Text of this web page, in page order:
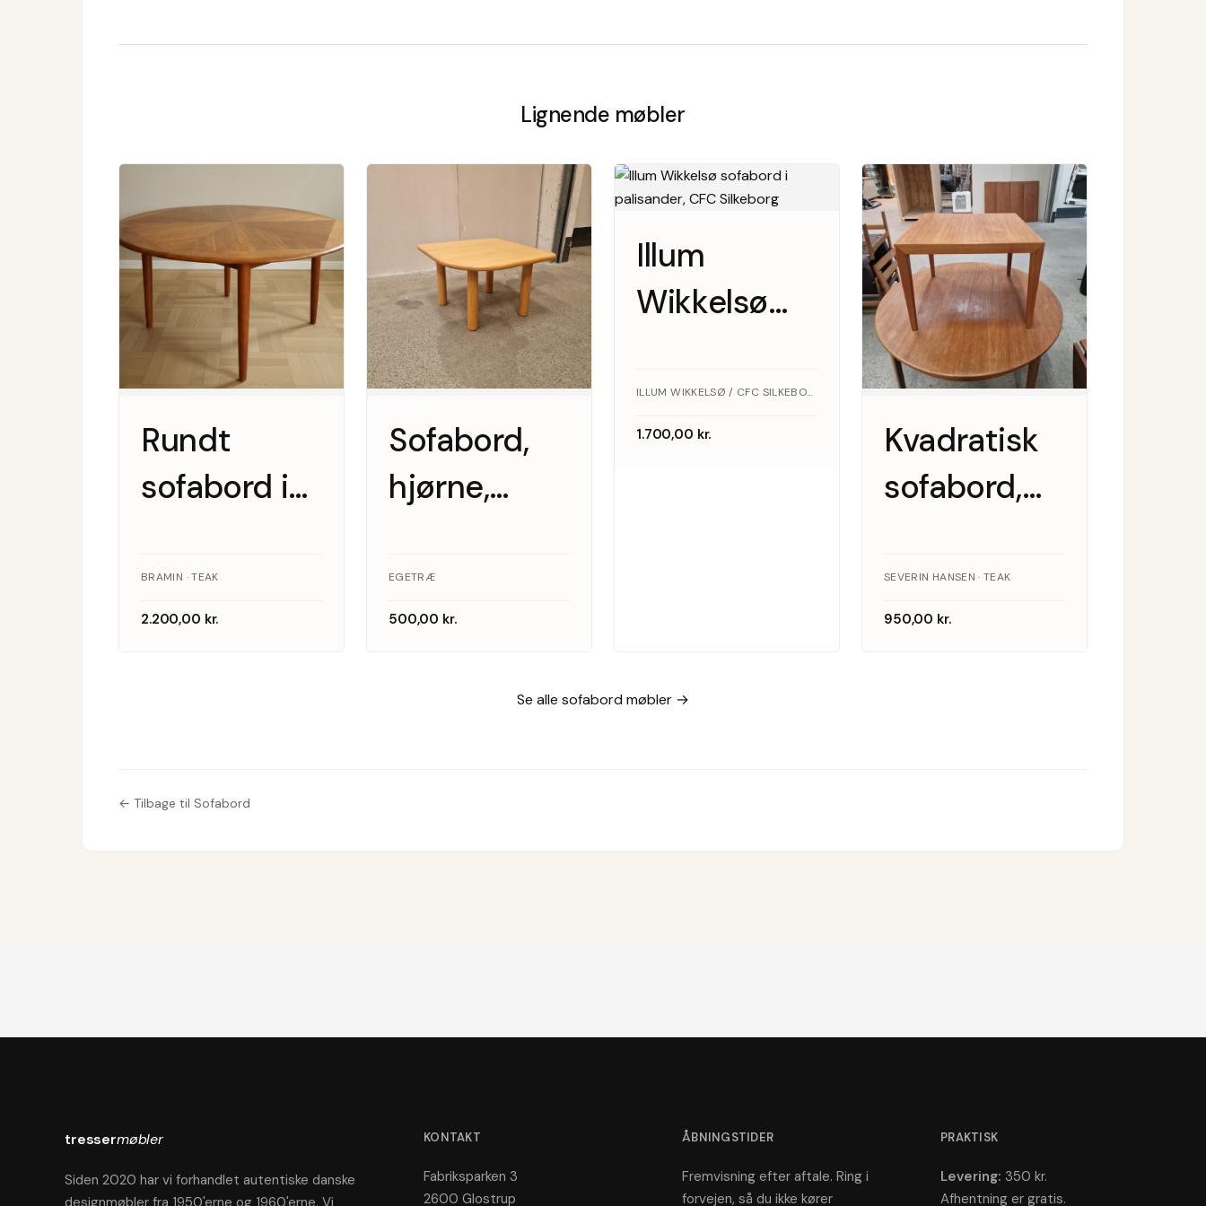
Lignende møbler
Rundt
sofabord i
Bramin
BRAMIN · TEAK
2.200,00 kr.
Sofabord,
hjørne,
egetræ
EGETRÆ
500,00 kr.
Illum
Wikkelsø
palisander,
CFC
ILLUM WIKKELSØ / CFC SILKEBORG · PALISANDER
1.700,00 kr.
Kvadratisk
sofabord,
Hansen
SEVERIN HANSEN · TEAK
950,00 kr.
Se alle sofabord møbler →
← Tilbage til Sofabord
tressermøbler
Siden 2020 har vi forhandlet autentiske danske
KONTAKT
Fabriksparken 3
2600 Glostrup
ÅBNINGSTIDER
Fremvisning efter aftale. Ring i
forvejen, så du ikke kører
PRAKTISK
Levering: 350 kr.
Afhentning er gratis.